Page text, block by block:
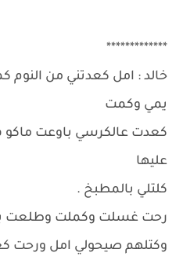
*************
خالد : امل كعدتني من النوم
يمي وكمت
كعدت عالكرسي باوعت
عليها
كلتلي بالمطبخ .
رحت غسلت وكملت وطلعت
وكتلهم صيحولي امل ورحت